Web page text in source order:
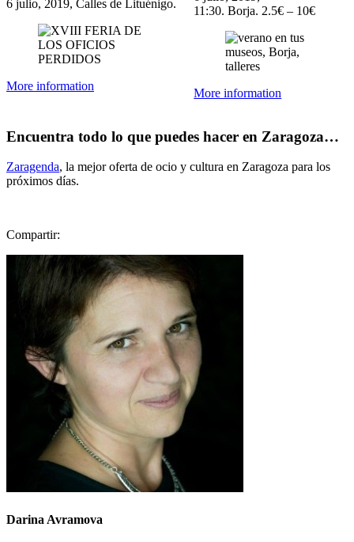
6 julio, 2019, Calles de Lituénigo.
More information
11:30. Borja. 2.5€ – 10€
More information
Encuentra todo lo que puedes hacer en Zaragoza…
Zaragenda, la mejor oferta de ocio y cultura en Zaragoza para los
próximos días.
Compartir:
Darina Avramova